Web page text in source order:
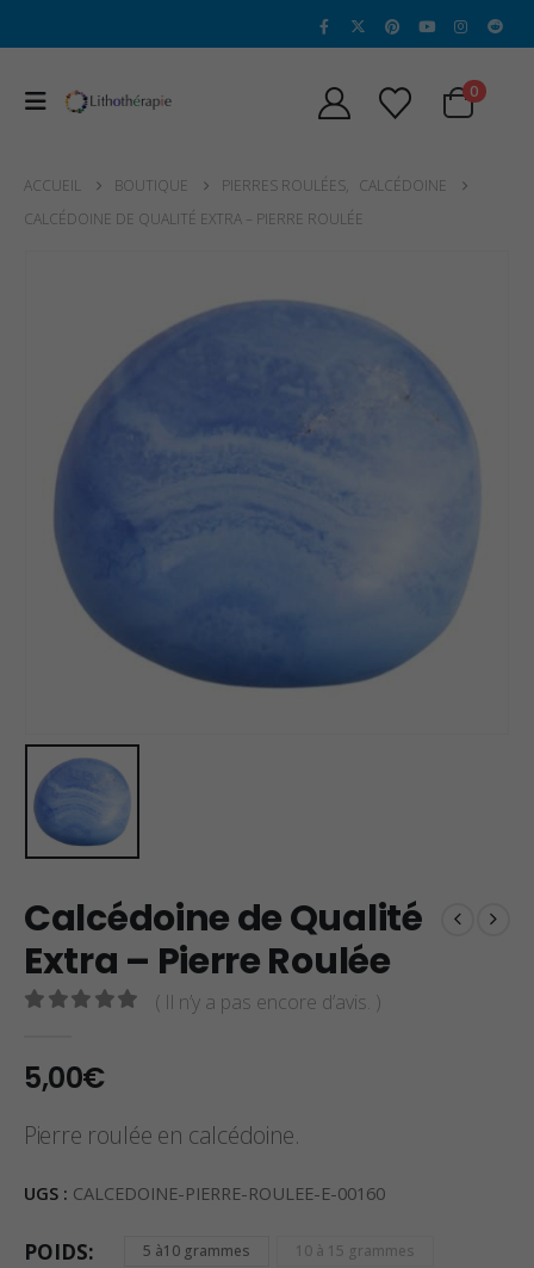
0
ACCUEIL BOUTIQUE PIERRES ROULÉES, CALCÉDOINE
CALCÉDOINE DE QUALITÉ EXTRA – PIERRE ROULÉE
Calcédoine de Qualité
Extra – Pierre Roulée
( Il n’y a pas encore d’avis. )
5,00€
Pierre roulée en calcédoine.
UGS : CALCEDOINE-PIERRE-ROULEE-E-00160
POIDS 5 à10 grammes
10 à 15 grammes